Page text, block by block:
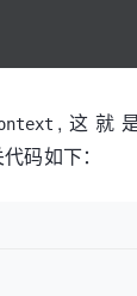
,这就
码如下：